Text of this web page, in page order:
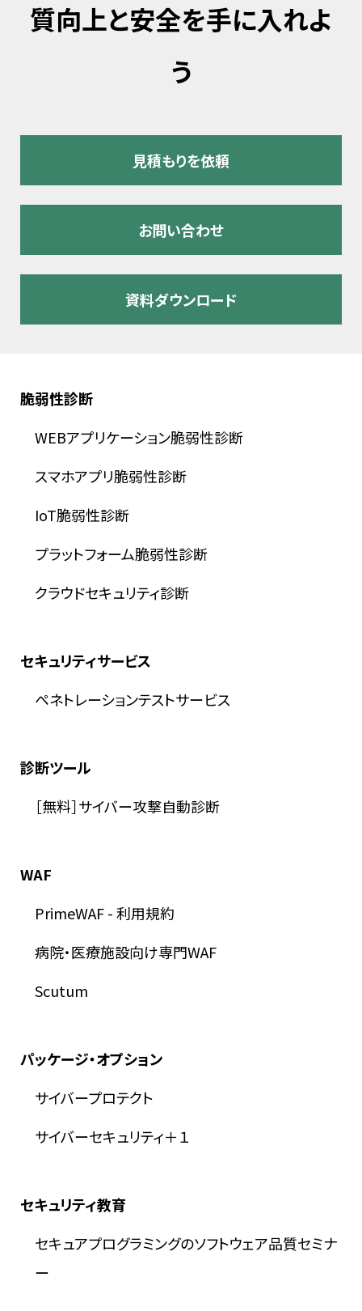
質向上と安全を手に入れよ
う
見積もりを依頼
お問い合わせ
資料ダウンロード
脆弱性診断
WEBアプリケーション脆弱性診断
スマホアプリ脆弱性診断
IoT脆弱性診断
プラットフォーム脆弱性診断
クラウドセキュリティ診断
セキュリティサービス
ペネトレーションテストサービス
診断ツール
［無料］サイバー攻撃自動診断
WAF
PrimeWAF-利用規約
病院・医療施設向け専門WAF
Scutum
パッケージ・オプション
サイバープロテクト
サイバーセキュリティ＋１
セキュリティ教育
セキュアプログラミングのソフトウェア品質セミナ
ー